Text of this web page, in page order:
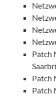
Patch
Patch
Patch